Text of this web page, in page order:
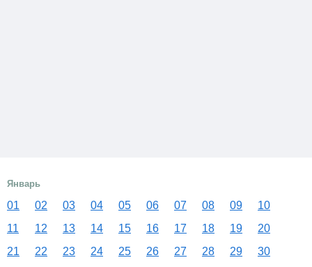
Январь
01 02 03 04 05 06 07 08 09
10
11
12 13 14 15 16 17 18 19
20
21
22 23 24 25 26 27 28 29
30